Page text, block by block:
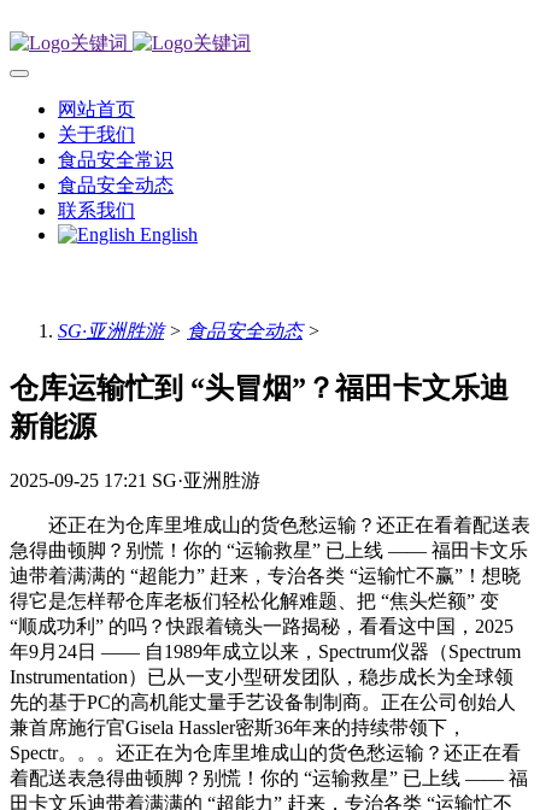
网站首页
关于我们
食品安全常识
食品安全动态
联系我们
English
SG·亚洲胜游> 食品安全动态>
仓库运输忙到 “头冒烟”？福田卡文乐迪
新能源
2025-09-25 17:21 SG·亚洲胜游
还正在为仓库里堆成山的货色愁运输？还正在看着配送表
急得曲顿脚？别慌！你的 “运输救星” 已上线 —— 福田卡文乐
迪带着满满的 “超能力” 赶来，专治各类 “运输忙不赢”！想晓
得它是怎样帮仓库老板们轻松化解难题、把 “焦头烂额” 变
“顺成功利” 的吗？快跟着镜头一路揭秘，看看这中国，2025
年9月24日 —— 自1989年成立以来，Spectrum仪器（Spectrum
Instrumentation）已从一支小型研发团队，稳步成长为全球领
先的基于PC的高机能丈量手艺设备制制商。正在公司创始人
兼首席施行官Gisela Hassler密斯36年来的持续带领下，
Spectr。。。还正在为仓库里堆成山的货色愁运输？还正在看
着配送表急得曲顿脚？别慌！你的 “运输救星” 已上线 —— 福
田卡文乐迪带着满满的 “超能力” 赶来，专治各类 “运输忙不